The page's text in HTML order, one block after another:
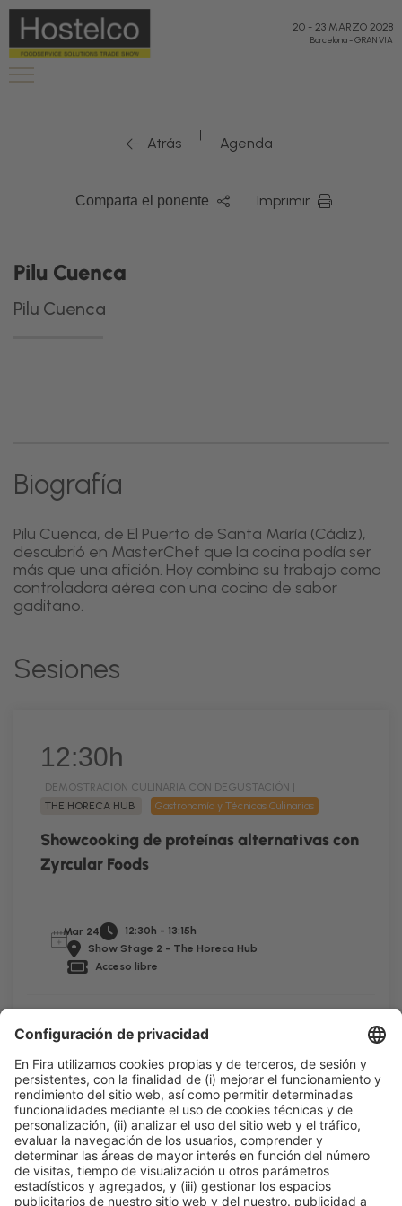
20 - 23 MARZO 2028
Barcelona-GRAN VIA
Atrás | Agenda
Comparta el ponente Imprimir
Pilu Cuenca
Pilu Cuenca
Biografía
Pilu Cuenca, de El Puerto de Santa María (Cádiz),
descubrió en MasterChef que la cocina podía ser
más que una afición. Hoy combina su trabajo como
controladora aérea con una cocina de sabor
gaditano.
Sesiones
12:30h
DEMOSTRACIÓN CULINARIA CON DEGUSTACIÓN |
THE HORECA HUB
Gastronomía y Técnicas Culinarias
Showcooking de proteínas alternativas con
Zyrcular Foods
Mar 24
12:30h - 13:15h
Show Stage 2 - The Horeca Hub
Acceso libre